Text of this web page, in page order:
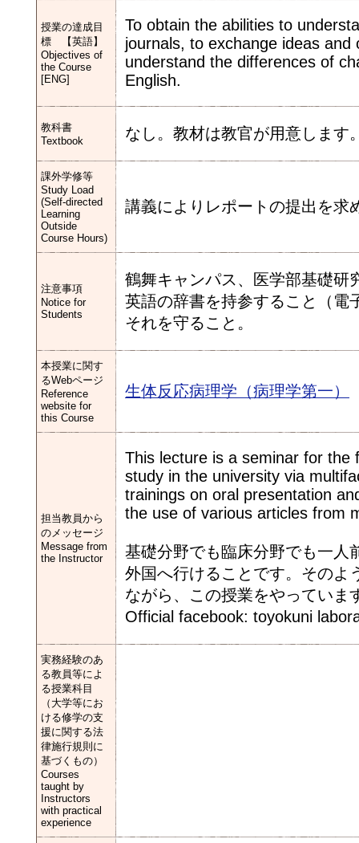
授業の達成目
標 【英語】
Objectives of
the Course
[ENG]
To obtain the abilities to
journals, to exchange ideas
understand the differences of
English.
教科書
Textbook
なし。教材は教官が用意します
課外学修等
Study Load
(Self-directed
Learning
Outside
Course Hours)
講義によりレポートの提出を求
注意事項
Notice for
Students
鶴舞キャンパス、医学部基礎研
英語の辞書を持参すること（電
それを守ること。
本授業に関す
るWebページ
Reference
website for
this Course
生体反応病理学（病理学第一）
担当教員から
のメッセージ
Message from
the Instructor
This lecture is a seminar for the
study in the university via
trainings on oral presentation
the use of various articles from
基礎分野でも臨床分野でも一人
外国へ行けることです。そのよ
ながら、この授業をやっていま
Official facebook: toyokuni
実務経験のあ
る教員等によ
る授業科目
（大学等にお
ける修学の支
援に関する法
律施行規則に
基づくもの）
Courses
taught by
Instructors
with practical
experience